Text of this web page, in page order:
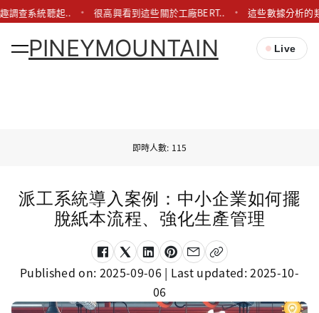
調查系統聽起.. 很高興看到這些關於工廠BERT.. 這些數據分析的
PINEYMOUNTAIN Live
即時人數: 115
派工系統導入案例：中小企業如何擺
脫紙本流程、強化生產管理
Published on: 2025-09-06| Last updated:2025-10-
06